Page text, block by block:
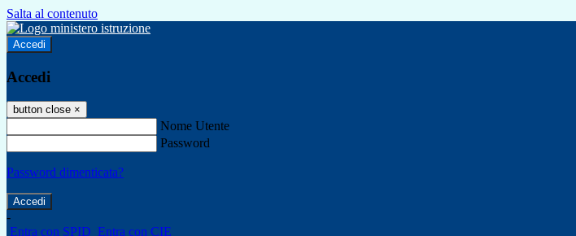
Salta al contenuto
Accedi
Accedi
button close ×
Nome Utente
Password
Password dimenticata?
-
Entra con SPID Entra con CIE